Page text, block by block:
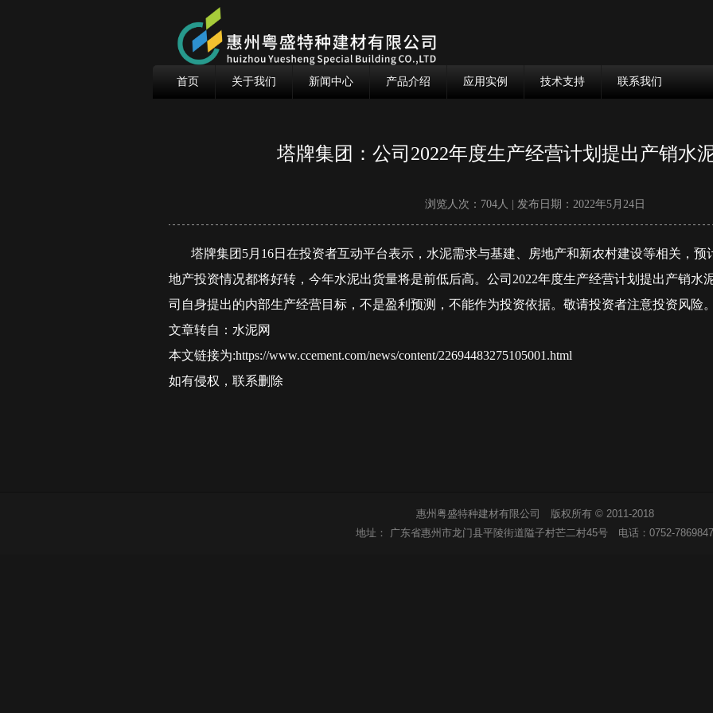
首页 关于我们 新闻中心 产品介绍 应用实例 技术支持 联系我们
塔牌集团：公司2022年度生产经营计划提出产销水
浏览人次：704人 | 发布日期：2022年5月24日
塔牌集团5月16日在投资者互动平台表示，水泥需求与基建、房地产和新农村建设等相关，预
地产投资情况都将好转，今年水泥出货量将是前低后高。公司2022年度生产经营计划提出产销水
司自身提出的内部生产经营目标，不是盈利预测，不能作为投资依据。敬请投资者注意投资风险
文章转自：水泥网
本文链接为:https://www.ccement.com/news/content/22694483275105001.html
如有侵权，联系删除
惠州粤盛特种建材有限公司 版权所有 © 2011-2018
地址： 广东省惠州市龙门县平陵街道隘子村芒二村45号 电话： 0752-7869847